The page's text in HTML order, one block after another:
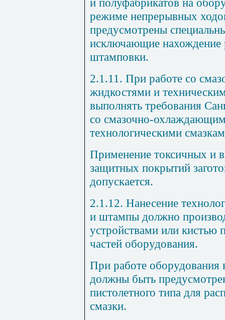
режиме непрерывных
предусмотрены
исключающие нахождение
штамповки.
2.1.11. При работе со
жидкостями и
выполнять требования
со смазочно-
технологическими
Применение токсичных и
защитных покрытий
допускается.
2.1.12. Нанесение
и штампы должно
устройствами или кистью
частей оборудования.
При работе оборудования
должны быть
пистолетного типа для
смазки.